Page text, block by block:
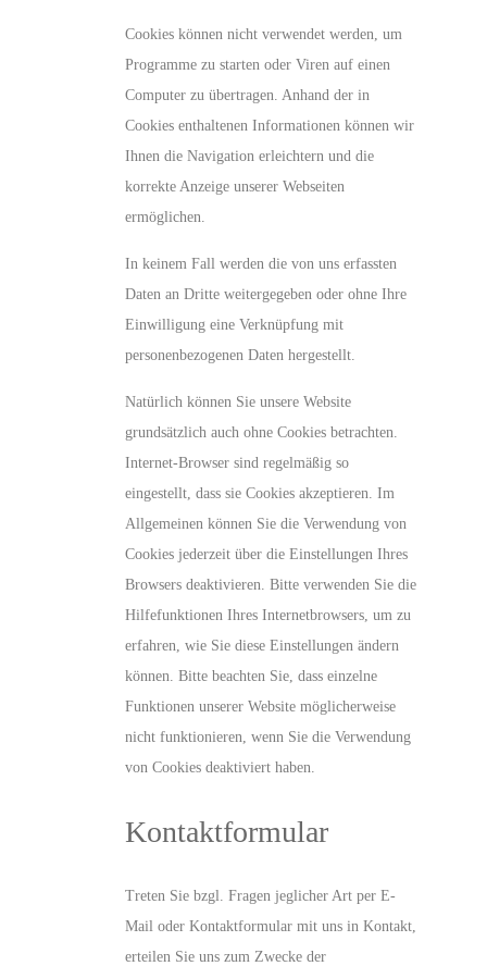
Cookies können nicht verwendet werden, um
Programme zu starten oder Viren auf einen
Computer zu übertragen. Anhand der in
Cookies enthaltenen Informationen können wir
Ihnen die Navigation erleichtern und die
korrekte Anzeige unserer Webseiten
ermöglichen.
In keinem Fall werden die von uns erfassten
Daten an Dritte weitergegeben oder ohne Ihre
Einwilligung eine Verknüpfung mit
personenbezogenen Daten hergestellt.
Natürlich können Sie unsere Website
grundsätzlich auch ohne Cookies betrachten.
Internet-Browser sind regelmäßig so
eingestellt, dass sie Cookies akzeptieren. Im
Allgemeinen können Sie die Verwendung von
Cookies jederzeit über die Einstellungen Ihres
Browsers deaktivieren. Bitte verwenden Sie die
Hilfefunktionen Ihres Internetbrowsers, um zu
erfahren, wie Sie diese Einstellungen ändern
können. Bitte beachten Sie, dass einzelne
Funktionen unserer Website möglicherweise
nicht funktionieren, wenn Sie die Verwendung
von Cookies deaktiviert haben.
Kontaktformular
Treten Sie bzgl. Fragen jeglicher Art per E-
Mail oder Kontaktformular mit uns in Kontakt,
erteilen Sie uns zum Zwecke der